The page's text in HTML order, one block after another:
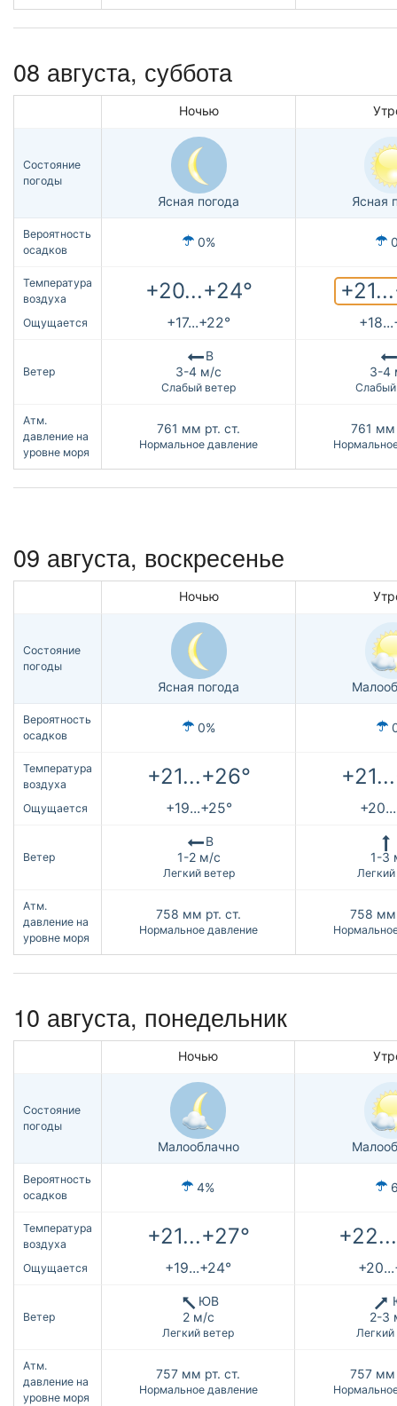
08 августа, суббота
Ночью
Состояние
погоды
Ясная погода Ясная
Вероятность
осадков
0%
Температура
воздуха
+20...+24°
Ощущается +17...+22°
Ветер
В
3-4 м/с
Слабый ветер
3-4
Слабый
Атм.
давление на
уровне моря
761 мм рт. ст.
Нормальное давление
761 мм
09 августа, воскресенье
Ночью
Состояние
погоды
Ясная погода
Вероятность
осадков
0%
Температура
воздуха
+21...+26°
Ощущается +19...+25°
Ветер
В
1-2 м/с
Легкий ветер
1-3
Легкий
Атм.
давление на
уровне моря
758 мм рт. ст.
Нормальное давление
758 мм
10 августа, понедельник
Ночью
Состояние
погоды
Малооблачно
Вероятность
осадков
4%
Температура
воздуха
+21...+27°
Ощущается +19...+24°
Ветер
ЮВ
2 м/с
Легкий ветер
2-3
Легкий
Атм.
давление на
уровне моря
757 мм рт. ст.
Нормальное давление
757 мм